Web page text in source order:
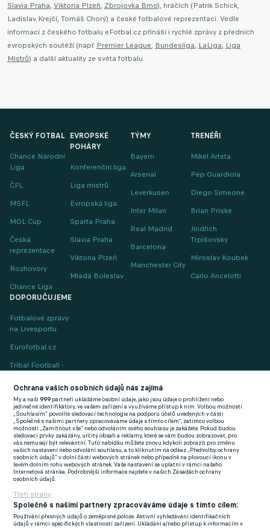
Slavia Praha, Viktoria Plzeň, Zbrojovka Brno), hráčích (Patrik Schick,
Ladislav Krejčí, Tomáš Chorý) a české fotbalové reprezentaci. Vedle
informací z českého fotbalu eFotbal.cz přináší i rychlé zprávy z předních
evropských soutěží (např. Premier League, Bundesliga, LaLiga, Liga
Mistrů) a další aktuality ze světa fotbalu.
ČESKÝ FOTBAL
Chance Národní
Liga
ČFL
MSFL
MOL Cup
Česká
reprezentace
Rozhovory
Chance Liga
EVROPSKÉ
POHÁRY
Konferenční liga
Liga mistrů
Evropská liga
Sparta Praha
Slavia Praha
Viktoria Plzeň
Mladá Boleslav
TÝMY
Bayern
Arsenal
Leverkusen
Inter Milan
Real Madrid
Barcelona
Manchester City
TRENÉŘI
Mikel Arteta
Pep Guardiola
Diego Simeone
Brian Priske
Jindřich
Trpišovský
Miroslav Koubek
Carlo Ancelotti
DOPORUČUJEME
Fotbalové zprávy
na Livesportu
Eurofotbal.cz
Tribal Football -
(EN)
FlashFutbal (SK)
Tenisportal.cz
Tenisové zprávy
na Livesportu
Podmínky užití GDPR a žurnalistika
Ochrana vašich osobních údajů nás zajímá
My a naši999 partneři ukládáme osobní údaje, jako jsou údaje o prohlížení nebo
jedinečné identifikátory, ve vašem zařízení a využíváme přístup k nim. Volbou možnosti
„Souhlasím“ povolíte sledovací technologie na podporu účelů uvedených v části
„Společně s našimi partnery zpracováváme údaje s tímto cílem“, zatímco volbou
možnosti „Zamítnout vše“ nebo odvoláním svého souhlasu je zakážete. Pokud budou
sledovací prvky zakázány, určitý obsah a reklamy, které se vám budou zobrazovat, pro
vás nemusejí být relevantní. Tuto nabídku můžete znovu kdykoli zobrazit pro změnu
vašich nastavení nebo odvolání souhlasu, a to kliknutím na odkaz „Předvolby ochrany
osobních údajů“ v dolní části webových stránek nebo případně na plovoucí ikonu v
levém dolním rohu webových stránek. Vaše nastavení se uplatní v rámci našeho
Internetová stránka. Podrobnější informace najdete v našich Zásadách ochrany
osobních údajů.
Třetí strany
Společně s našimi partnery zpracováváme údaje s tímto cílem:
Používání přesných údajů o zeměpisné poloze. Aktivní vyhledávání identifikačních
údajů v rámci specifických vlastností zařízení. Ukládání a/nebo přístup k informacím v